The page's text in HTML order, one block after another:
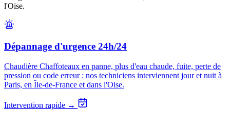
l'Oise.
Dépannage d'urgence 24h/24
Chaudière Chaffoteaux en panne, plus d'eau chaude, fuite, perte de
pression ou code erreur : nos techniciens interviennent jour et nuit à
Paris, en Île-de-France et dans l'Oise.
Intervention rapide →